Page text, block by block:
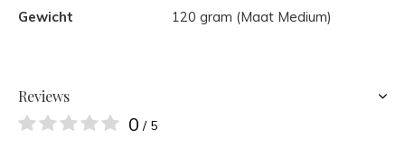
Gewicht
120 gram (Maat Medium)
Reviews
0 / 5